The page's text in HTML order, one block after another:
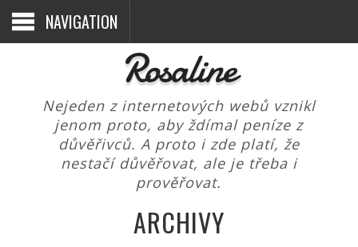
NAVIGATION
Rosaline
Nejeden z internetových webů vznikl
jenom proto, aby ždímal peníze z
důvěřivců. A proto i zde platí, že
nestačí důvěřovat, ale je třeba i
prověřovat.
ARCHIVY